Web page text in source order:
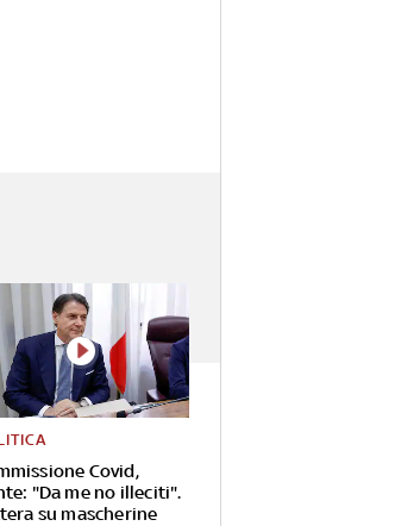
Covid,
"Da me no illeciti".
su mascherine